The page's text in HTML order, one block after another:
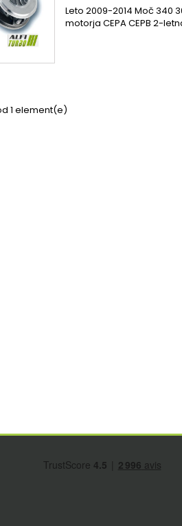
Leto 2009-2014 Moč 340
motorja CEPA CEPB 2-
1 element(e)